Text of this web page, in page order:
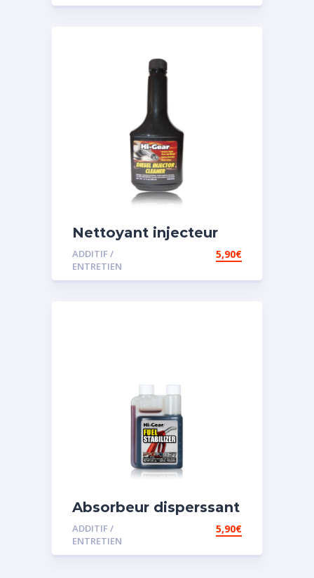
Nettoyant injecteur
diesel
ADDITIF /
ENTRETIEN
5,90€
Absorbeur disperssant
d’eau pour carburant
ADDITIF /
ENTRETIEN
5,90€